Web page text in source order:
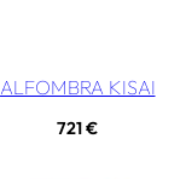
ALFOMBRA KISAI
721€